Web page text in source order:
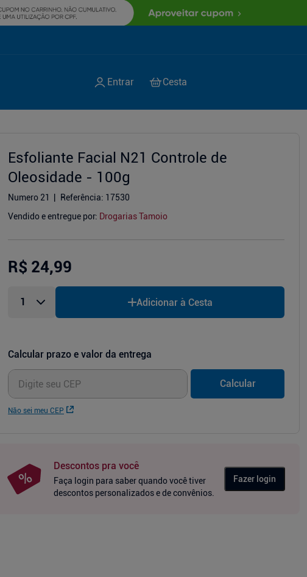
Esfoliante Facial N21 Controle de
Oleosidade - 100g
Numero 21 Referência: 17530
Vendido e entregue por: Drogarias Tamoio
R$ 24,99
Adicionar à Cesta
Calcular prazo e valor da entrega
Não sei meu CEP
Calcular
Descontos pra você
Faça login para saber quando você tiver
descontos personalizados e de convênios.
Fazer login